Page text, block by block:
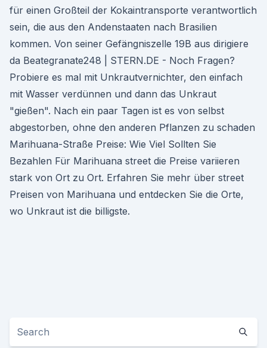
für einen Großteil der Kokaintransporte verantwortlich
sein, die aus den Andenstaaten nach Brasilien
kommen. Von seiner Gefängniszelle 19B aus dirigiere
da Beategranate248 | STERN.DE - Noch Fragen?
Probiere es mal mit Unkrautvernichter, den einfach
mit Wasser verdünnen und dann das Unkraut
"gießen". Nach ein paar Tagen ist es von selbst
abgestorben, ohne den anderen Pflanzen zu schaden
Marihuana-Straße Preise: Wie Viel Sollten Sie
Bezahlen Für Marihuana street die Preise variieren
stark von Ort zu Ort. Erfahren Sie mehr über street
Preisen von Marihuana und entdecken Sie die Orte,
wo Unkraut ist die billigste.